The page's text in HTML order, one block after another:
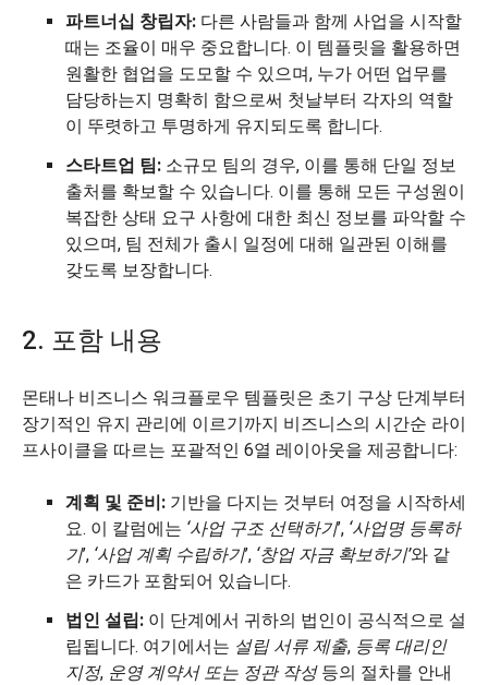
파트너십 창립자: 다른 사람들과 함께 사업을 시작할
때는 조율이 매우 중요합니다. 이 템플릿을 활용하면
원활한 협업을 도모할 수 있으며, 누가 어떤 업무를
담당하는지 명확히 함으로써 첫날부터 각자의 역할
이 뚜렷하고 투명하게 유지되도록 합니다.
스타트업 팀: 소규모 팀의 경우, 이를 통해 단일 정보
출처를 확보할 수 있습니다. 이를 통해 모든 구성원이
복잡한 상태 요구 사항에 대한 최신 정보를 파악할 수
있으며, 팀 전체가 출시 일정에 대해 일관된 이해를
갖도록 보장합니다.
2. 포함 내용
몬태나 비즈니스 워크플로우 템플릿은 초기 구상 단계부터
장기적인 유지 관리에 이르기까지 비즈니스의 시간순 라이
프사이클을 따르는 포괄적인 6열 레이아웃을 제공합니다:
계획 및 준비: 기반을 다지는 것부터 여정을 시작하세
요. 이 칼럼에는 ‘사업 구조 선택하기’, ‘사업명 등록하
기’, ‘사업 계획 수립하기’, ‘창업 자금 확보하기’와 같
은 카드가 포함되어 있습니다.
법인 설립: 이 단계에서 귀하의 법인이 공식적으로 설
립됩니다. 여기에서는 설립 서류 제출, 등록 대리인
지정, 운영 계약서 또는 정관 작성등의 절차를 안내